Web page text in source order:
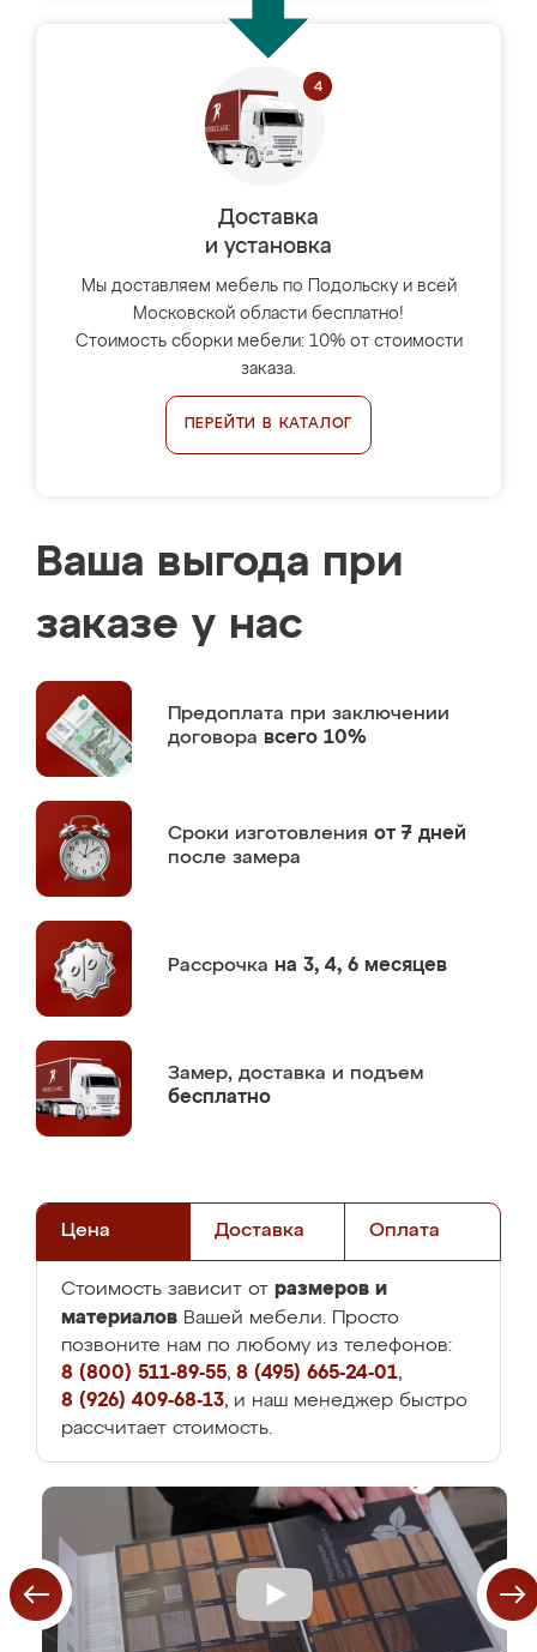
Доставка
и установка
Мы доставляем мебель по Подольску и всей
Московской области бесплатно!
Стоимость сборки мебели: 10% от стоимости
заказа.
ПЕРЕЙТИ В КАТАЛОГ
Ваша выгода при
заказе у нас
Предоплата при заключении
договора всего 10%
Сроки изготовления от 7 дней
после замера
Рассрочка на 3, 4, 6 месяцев
Замер, доставка и подъем
бесплатно
Цена Доставка Оплата
Стоимость зависит от размеров и
материалов Вашей мебели. Просто
позвоните нам по любому из телефонов:
8 (800) 511-89-55, 8 (495) 665-24-01,
8 (926) 409-68-13, и наш менеджер быстро
рассчитает стоимость.